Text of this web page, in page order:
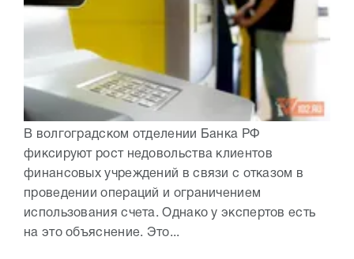
В волгоградском отделении Банка РФ
фиксируют рост недовольства клиентов
финансовых учреждений в связи с отказом в
проведении операций и ограничением
использования счета. Однако у экспертов есть
на это объяснение. Это...